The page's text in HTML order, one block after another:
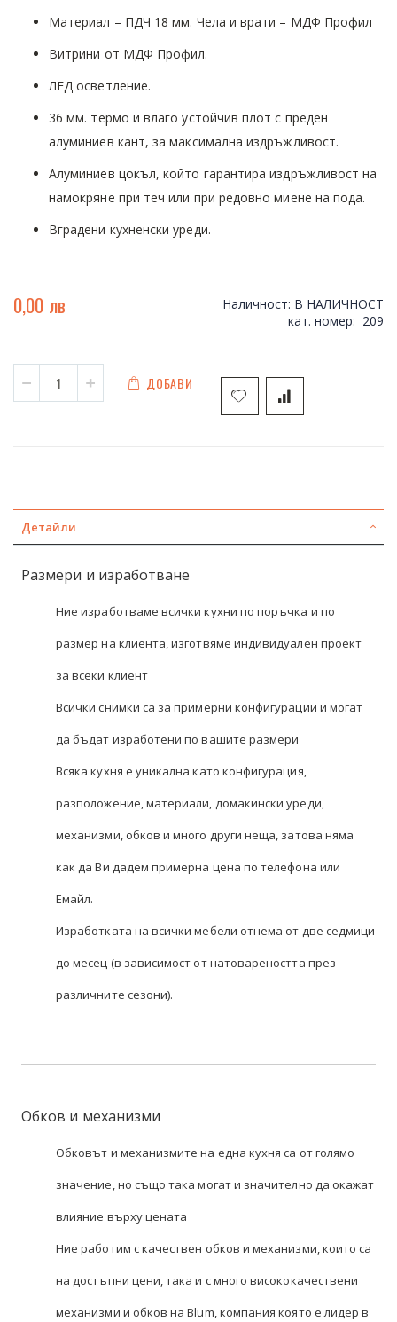
Материал – ПДЧ 18 мм. Чела и врати – МДФ Профил
Витрини от МДФ Профил.
ЛЕД осветление.
36 мм. термо и влаго устойчив плот с преден
алуминиев кант, за максимална издръжливост.
Алуминиев цокъл, който гарантира издръжливост на
намокряне при теч или при редовно миене на пода.
Вградени кухненски уреди.
0,00 лв Наличност: В НАЛИЧНОСТ
кат. номер
209
ДОБАВИ
Детайли
Размери и изработване
Ние изработваме всички кухни по поръчка и по
размер на клиента, изготвяме индивидуален проект
за всеки клиент
Всички снимки са за примерни конфигурации и могат
да бъдат изработени по вашите размери
Всяка кухня е уникална като конфигурация,
разположение, материали, домакински уреди,
механизми, обков и много други неща, затова няма
как да Ви дадем примерна цена по телефона или
Емайл.
Изработката на всички мебели отнема от две седмици
до месец (в зависимост от натовареността през
различните сезони).
Обков и механизми
Обковът и механизмите на една кухня са от голямо
значение, но също така могат и значително да окажат
влияние върху цената
Ние работим с качествен обков и механизми, които са
на достъпни цени, така и с много висококачествени
механизми и обков на Blum, компания която е лидер в